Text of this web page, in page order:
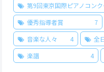
第9回東京国際ピアノコン
優秀指導者賞
7
音楽な人々
4 全
楽譜
4